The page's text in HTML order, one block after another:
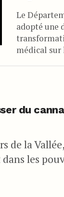
Le
adopté une
médical sur
du
de la
les